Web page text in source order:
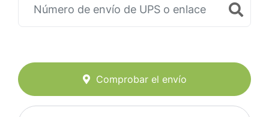
Comprobar el envío